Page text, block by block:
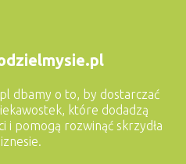
dbamy o to, by dostarczać
które dodadzą
i pomogą rozwinąć skrzydła